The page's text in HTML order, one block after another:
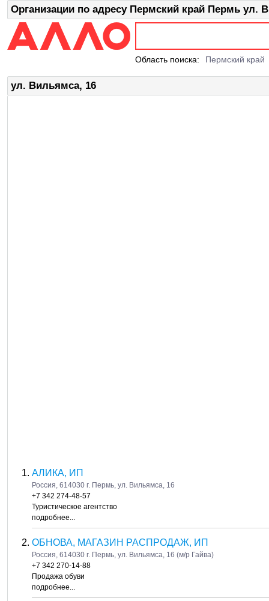
Организации по адресу Пермский край Пермь ул.
Область поиска: Пермский край
ул. Вильямса, 16
АЛИКА, ИП
Россия, 614030 г. Пермь, ул. Вильямса, 16
+7 342 274-48-57
Туристическое агентство
подробнее...
ОБНОВА, МАГАЗИН РАСПРОДАЖ, ИП
Россия, 614030 г. Пермь, ул. Вильямса, 16 (м/р Гайва)
+7 342 270-14-88
Продажа обуви
подробнее...